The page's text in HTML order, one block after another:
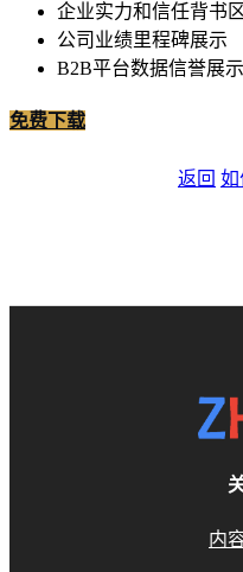
企业实力和信任背书
公司业绩里程碑展示
B2B平台数据信誉展示
免费下载
返回 如
内